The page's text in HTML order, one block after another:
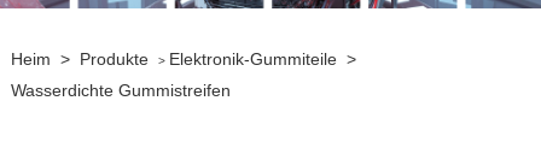
Heim > Produkte > Elektronik-Gummiteile >
Wasserdichte Gummistreifen